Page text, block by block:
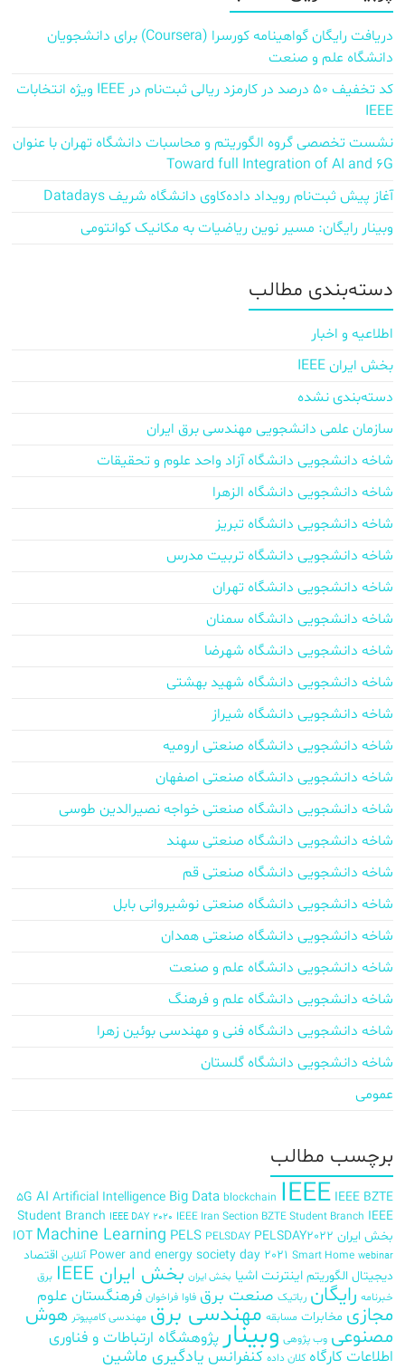
دریافت رایگان گواهینامه کورسرا (Coursera) برای دانشجویان
دانشگاه علم و صنعت
کد تخفیف ۵۰ درصد در کارمزد ریالی ثبت‌نام در IEEE ویژه انتخابات
IEEE
نشست تخصصی گروه الگوریتم و محاسبات دانشگاه تهران با عنوان
Toward full Integration of AI and 6G
آغاز پیش‌ ثبت‌نام رویداد داده‌کاوی دانشگاه شریف Datadays
وبینار رایگان: مسیر نوین ریاضیات به مکانیک کوانتومی
دسته‌بندی مطالب
اطلاعیه و اخبار
بخش ایران IEEE
دسته‌بندی نشده
سازمان علمی دانشجویی مهندسی برق ایران
شاخه دانشجویی دانشگاه آزاد واحد علوم و تحقیقات
شاخه دانشجویی دانشگاه الزهرا
شاخه دانشجویی دانشگاه تبریز
شاخه دانشجویی دانشگاه تربیت مدرس
شاخه دانشجویی دانشگاه تهران
شاخه دانشجویی دانشگاه سمنان
شاخه دانشجویی دانشگاه شهرضا
شاخه دانشجویی دانشگاه شهید بهشتی
شاخه دانشجویی دانشگاه شیراز
شاخه دانشجویی دانشگاه صنعتی ارومیه
شاخه دانشجویی دانشگاه صنعتی اصفهان
شاخه دانشجویی دانشگاه صنعتی خواجه نصیرالدین طوسی
شاخه دانشجویی دانشگاه صنعتی سهند
شاخه دانشجویی دانشگاه صنعتی قم
شاخه دانشجویی دانشگاه صنعتی نوشیروانی بابل
شاخه دانشجویی دانشگاه صنعتی همدان
شاخه دانشجویی دانشگاه علم و صنعت
شاخه دانشجویی دانشگاه علم و فرهنگ
شاخه دانشجویی دانشگاه فنی و مهندسی بوئین زهرا
شاخه دانشجویی دانشگاه گلستان
عمومی
برچسب‌ مطالب
5G AI Artificial Intelligence Big Data blockchain IEEE IEEE BZTE
Student Branch IEEE DAY 2020 IEEE Iran Section BZTE Student Branch IEEE
بخش ایران
IOT Machine Learning PELS PELSDAY PELSDAY2022
Power and energy society day 2021 Smart Home webinar آنلاین اقتصاد
دیجیتال الگوریتم اینترنت اشیا بخش ایران بخش ایران IEEE
برق
خبرنامه رایگان رباتیک صنعت برق فاوا فراخوان فرهنگستان علوم
مجازی مخابرات مسابقه مهندسی برق مهندسی کامپیوتر هوش
مصنوعی وب پژوهی وبینارپژوهشگاه ارتباطات و فناوری
اطلاعات کارگاه کلان داده کنفرانس یادگیری ماشین